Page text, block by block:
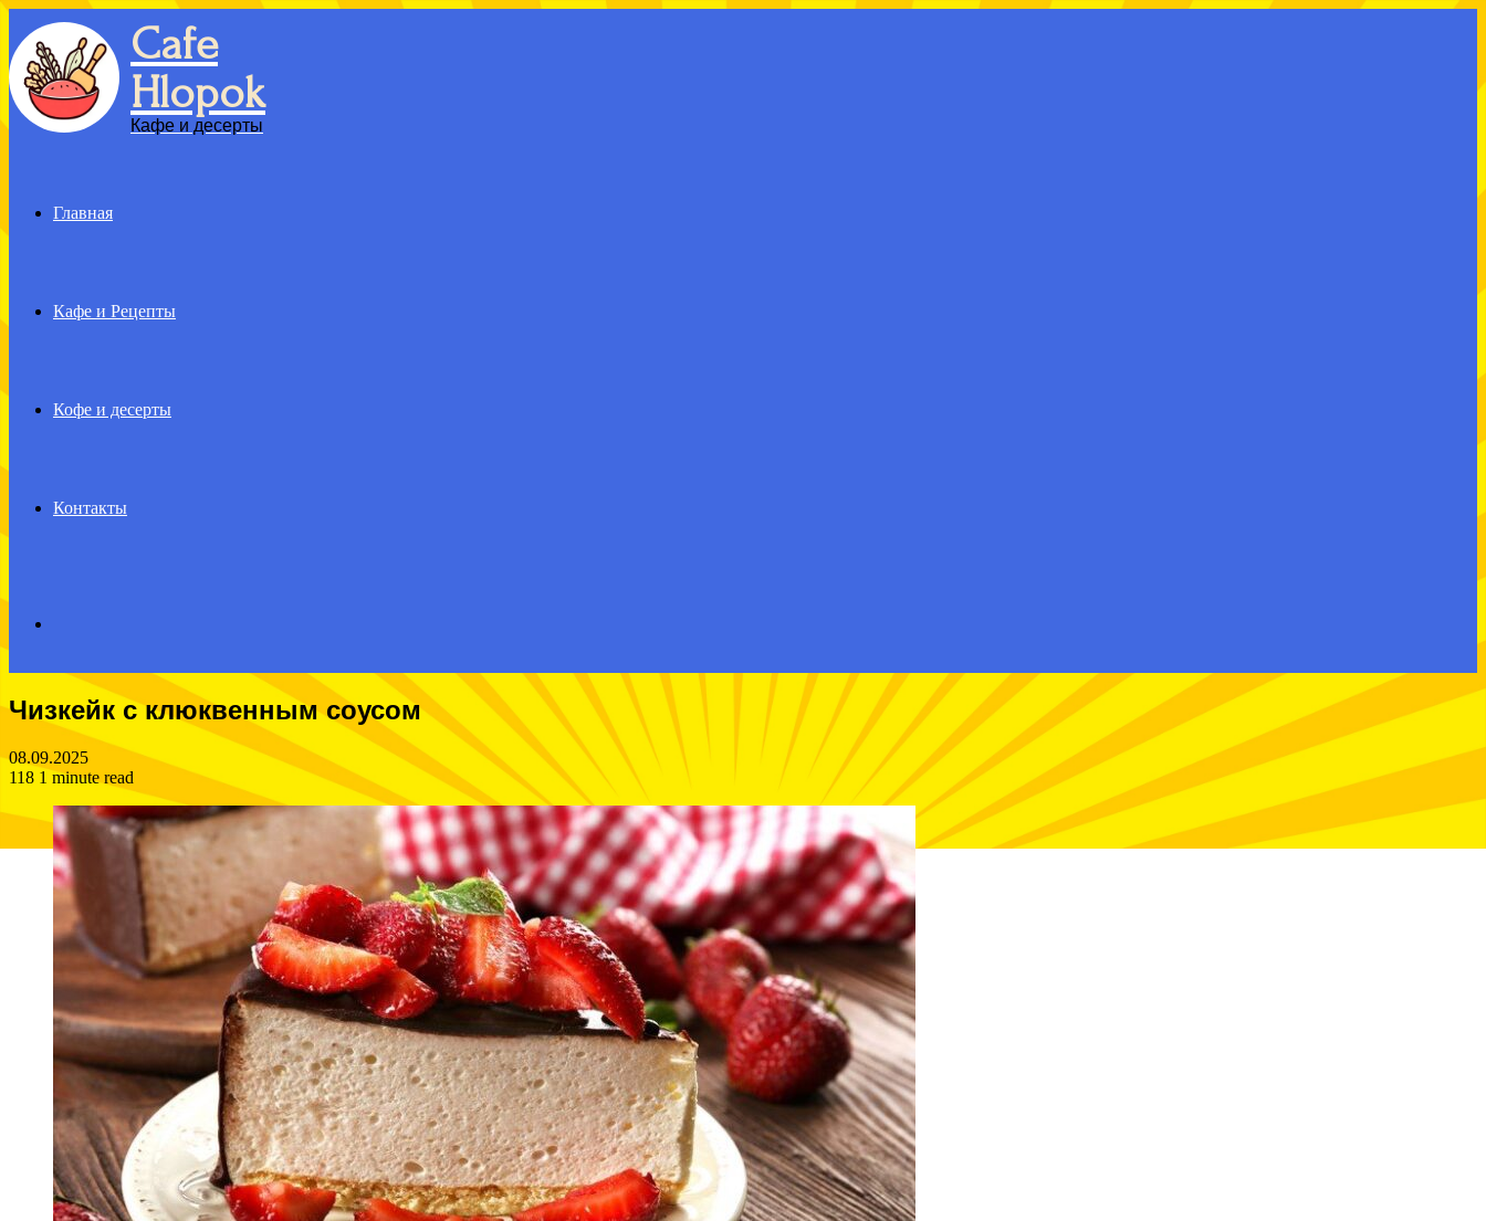
Menu
Cafe
Hlopok
Кафе и десерты
Главная
Кафе и Рецепты
Кофе и десерты
Контакты
for
Чизкейк с клюквенным соусом
08.09.2025
118 1 minute read